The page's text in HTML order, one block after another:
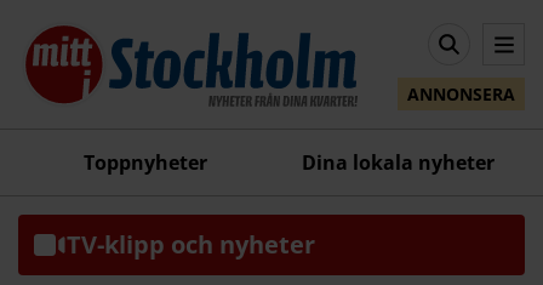
ANNONSERA
Toppnyheter Dina lokala nyheter
TV-klipp och nyheter